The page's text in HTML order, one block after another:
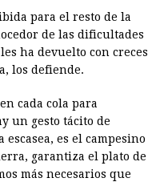
para el resto de la
de las dificultades
ha devuelto con creces
los defiende.
cada cola para
un gesto tácito de
es el campesino
garantiza el plato de
más necesarios que